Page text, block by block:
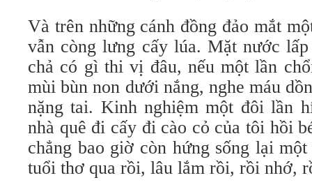
Và trên những cánh đồng đảo mắt
vẫn còng lưng cấy lúa. Mặt nước
chả có gì thi vị đâu, nếu một lần
mùi bùn non dưới nắng, nghe máu
nặng tai. Kinh nghiệm một đôi lần
nhà quê đi cấy đi cào cỏ của tôi hồi
chẳng bao giờ còn hứng sống lại
tuổi thơ qua rồi, lâu lắm rồi, rồi nhớ,